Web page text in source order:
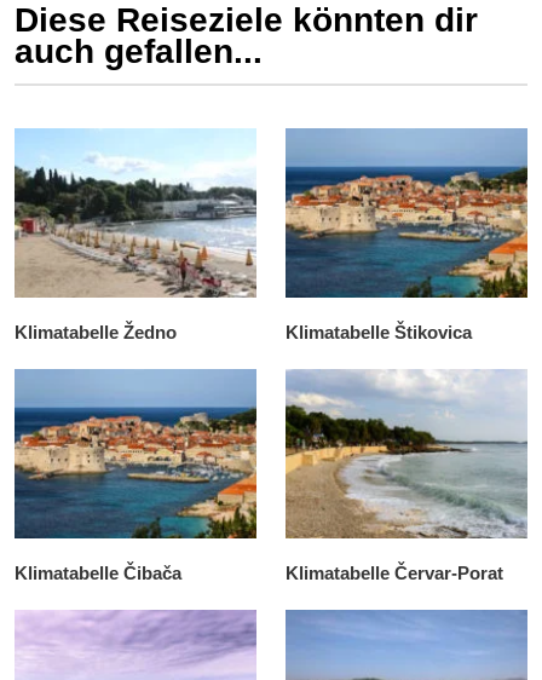
Diese Reiseziele könnten dir
auch gefallen...
Klimatabelle Žedno Klimatabelle Štikovica
Klimatabelle Čibača Klimatabelle Červar-Porat